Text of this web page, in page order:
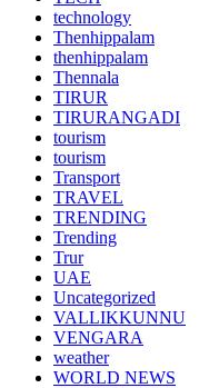
technology
Thenhippalam
thenhippalam
Thennala
TIRUR
TIRURANGADI
tourism
tourism
Transport
TRAVEL
TRENDING
Trending
Trur
UAE
Uncategorized
VALLIKKUNNU
VENGARA
weather
WORLD NEWS